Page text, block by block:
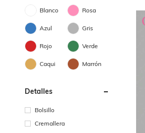
Blanco Rosa
Azul Gris
Rojo Verde
Caqui Marrón
Detalles
Bolsillo
Cremallera